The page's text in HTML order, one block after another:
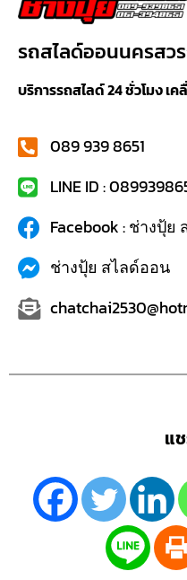
รถสไลด์ออนนครสว
บริการรถสไลด์ 24 ชั่วโมง เ
089 939 8651
LINE ID :
Facebook : ช่างปุ้ย
ช่างปุ้ย สไลด์ออน
แ